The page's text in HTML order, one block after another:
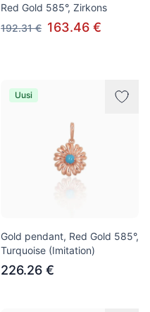
Red Gold 585°, Zirkons
192.31 € 163.46 €
Uusi
Gold pendant, Red Gold 585°,
Turquoise (Imitation)
226.26 €